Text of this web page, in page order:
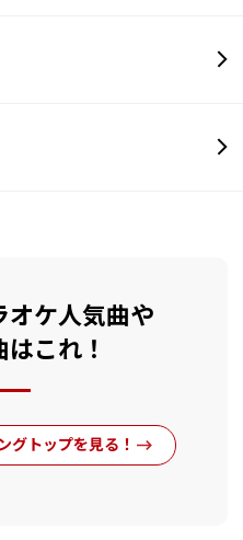
オケ人気曲や
はこれ！
グトップを見る！